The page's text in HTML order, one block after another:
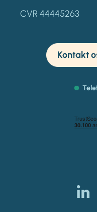
CVR 44445263
Kontakt